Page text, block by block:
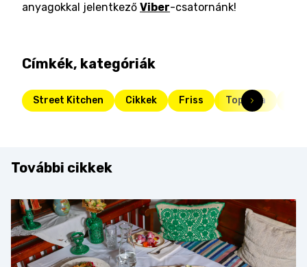
anyagokkal jelentkező Viber-csatornánk!
Címkék, kategóriák
Street Kitchen Cikkek Friss Toplista
További cikkek